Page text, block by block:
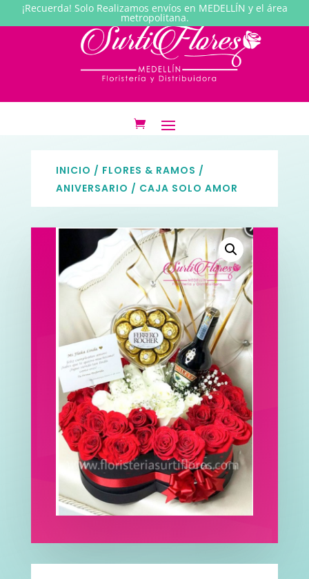
¡Recuerda! Solo Realizamos envíos en MEDELLÍN y el área
metropolitana.
INICIO / FLORES & RAMOS /
ANIVERSARIO / CAJA SOLO AMOR